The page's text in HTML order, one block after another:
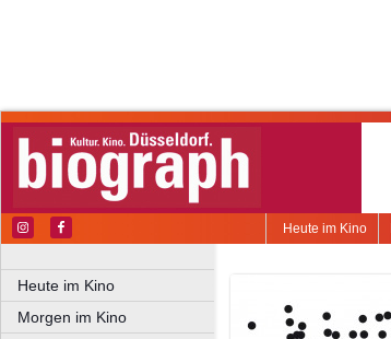
Heute im Kino
Heute im Kino
Morgen im Kino